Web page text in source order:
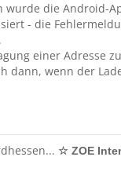
wurde die Android-
- die
einer Adresse
dann, wenn der
☆ ZOE